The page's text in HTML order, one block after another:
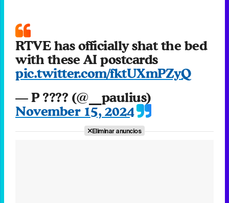
RTVE has officially shat the bed
with these AI postcards
pic.twitter.com/fktUXmPZyQ
— P ???? (@__paulius)
November 15, 2024
Eliminar anuncios